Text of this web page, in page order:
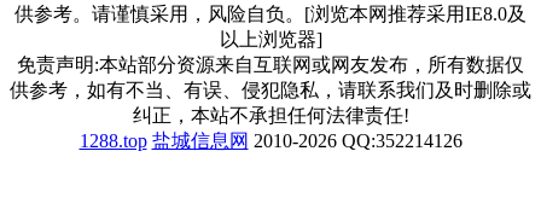
供参考。请谨慎采用，风险自负。[浏览本网推荐采用IE8.0及
以上浏览器]
免责声明:本站部分资源来自互联网或网友发布，所有数据仅
供参考，如有不当、有误、侵犯隐私，请联系我们及时删除或
纠正，本站不承担任何法律责任!
1288.top 盐城信息网 2010-2026 QQ:352214126